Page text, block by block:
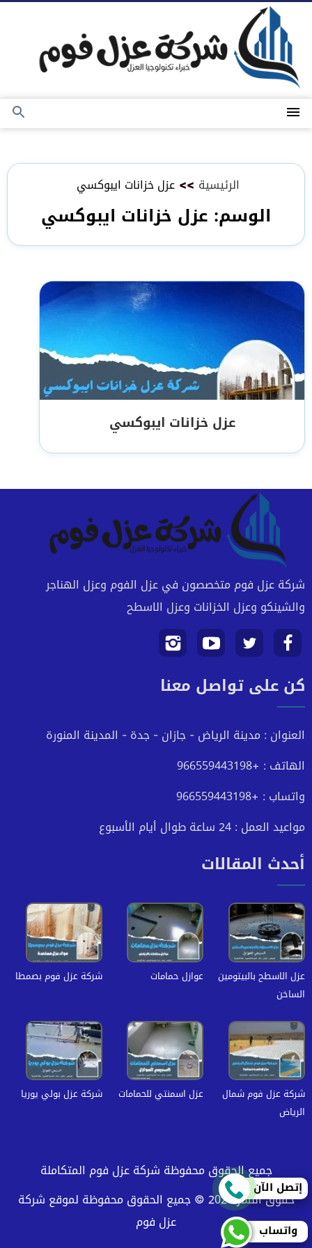
المحتوى
القائمة
بحث
الرئيسية >> عزل خزانات ايبوكسي
الوسم: عزل خزانات ايبوكسي
عزل خزانات ايبوكسي
شركة عزل فوم متخصصون في عزل الفوم وعزل الهناجر
والشينكو وعزل الخزانات وعزل الاسطح
تابعنا
على
تابعنا
على
تابعنا
على
تابعنا
علىكن على تواصل معنا
العنوان : مدينة الرياض - جازان - جدة - المدينة المنورة
الهاتف : +966559443198
واتساب : +966559443198
مواعيد العمل : 24 ساعة طوال أيام الأسبوع
أحدث المقالات
عزل الاسطح بالبيتومين
الساخن
عوازل حمامات شركة عزل فوم بصمطا
شركة عزل فوم شمال
الرياض
عزل اسمنتي للحمامات شركة عزل بولي يوريا
جميع الحقوق محفوظة شركة عزل فوم المتكاملة
حقوق النشر 2026 © جميع الحقوق محفوظة لموقع شركة
عزل فوم
إتصل الآن
واتساب